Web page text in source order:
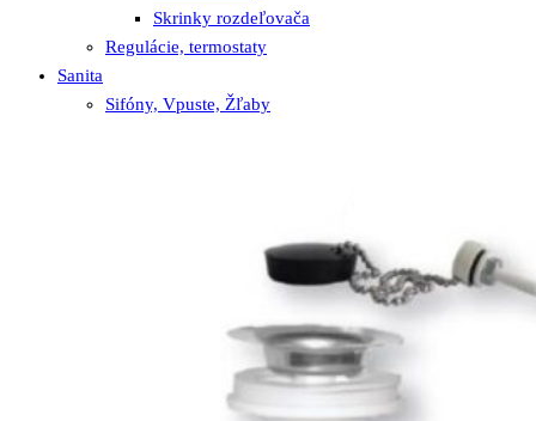
Skrinky rozdeľovača
Regulácie, termostaty
Sanita
Sifóny, Vpuste, Žľaby